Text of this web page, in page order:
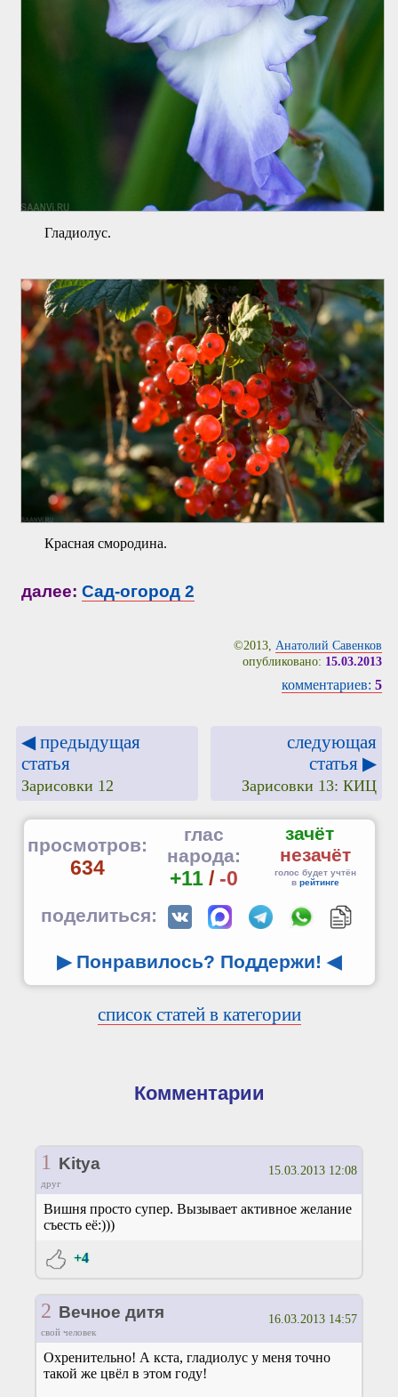
Гладиолус.
Красная смородина.
далее: Сад-огород 2
©2013, Анатолий Савенков
опубликовано: 15.03.2013
комментариев: 5
◀ предыдущая
статья
Зарисовки 12
следующая
статья ▶
Зарисовки 13: КИЦ
просмотров:
634
глас
народа:
+11/ -0
зачёт
незачёт
голос будет учтён
в рейтинге
поделиться:
▶ Понравилось? Поддержи! ◀
список статей в категории
Комментарии
1 Kitya
друг
15.03.2013 12:08
Вишня просто супер. Вызывает активное желание
съесть её:)))
+4
2 Вечное дитя
свой человек
16.03.2013 14:57
Охренительно! А кста, гладиолус у меня точно
такой же цвёл в этом году!